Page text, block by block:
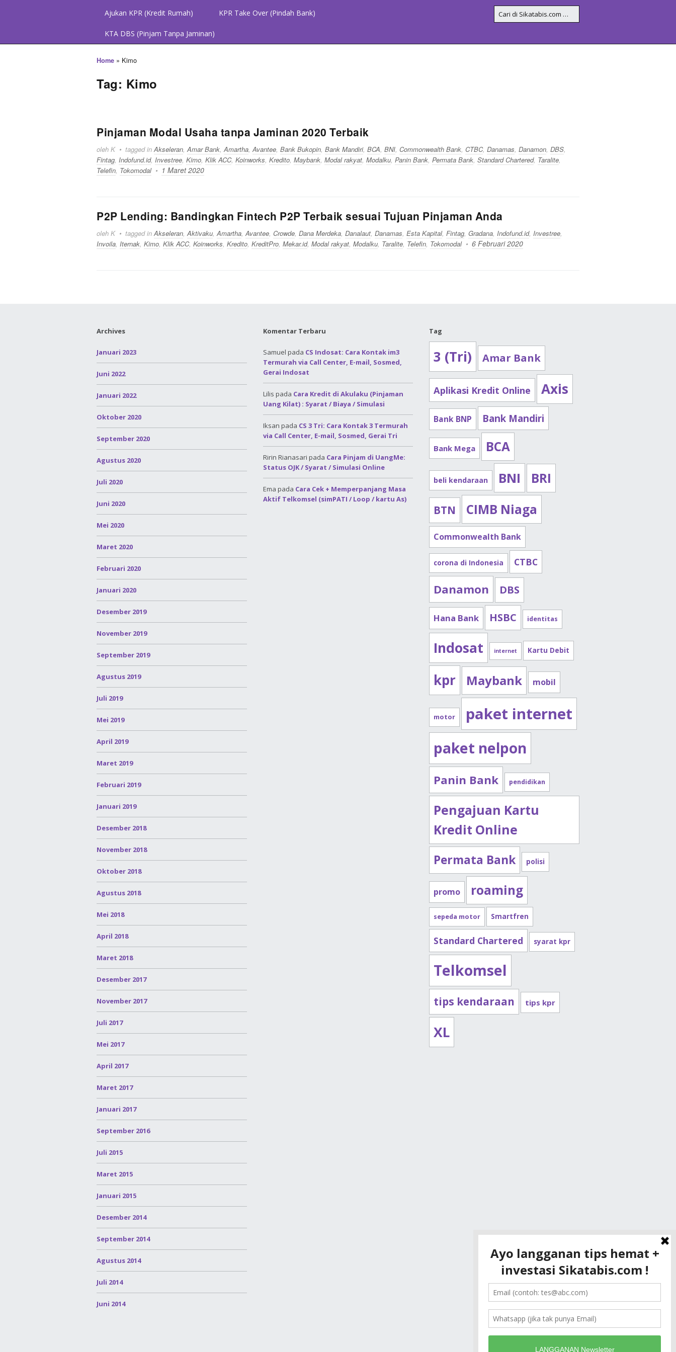
Ajukan KPR (Kredit Rumah) KPR Take Over (Pindah Bank)
KTA DBS (Pinjam Tanpa Jaminan)
Home » Kimo
Tag: Kimo
Pinjaman Modal Usaha tanpa Jaminan 2020 Terbaik
oleh K tagged in Akseleran, Amar Bank, Amartha, Avantee, Bank Bukopin, Bank Mandiri, BCA, BNI, Commonwealth Bank, CTBC, Danamas, Danamon, DBS,
Fintag, Indofund.id, Investree, Kimo, Klik ACC, Koinworks, Kredito, Maybank, Modal rakyat, Modalku, Panin Bank, Permata Bank, Standard Chartered, Taralite,
Telefin, Tokomodal 1 Maret 2020
P2P Lending: Bandingkan Fintech P2P Terbaik sesuai Tujuan Pinjaman Anda
oleh K tagged inAkseleran,Aktivaku,Amartha,Avantee, Crowde, Dana Merdeka, Danalaut, Danamas, Esta Kapital, Fintag, Gradana, Indofund.id, Investree,
Invoila, Iternak, Kimo, Klik ACC, Koinworks, Kredito, KreditPro, Mekar.id, Modal rakyat, Modalku, Taralite, Telefin, Tokomodal 6 Februari 2020
Archives
Januari 2023
Juni 2022
Januari 2022
Oktober 2020
September 2020
Agustus 2020
Juli 2020
Juni 2020
Mei 2020
Maret 2020
Februari 2020
Januari 2020
Desember 2019
November 2019
September 2019
Agustus 2019
Juli 2019
Mei 2019
April 2019
Maret 2019
Februari 2019
Januari 2019
Desember 2018
November 2018
Oktober 2018
Agustus 2018
Mei 2018
April 2018
Maret 2018
Desember 2017
November 2017
Juli 2017
Mei 2017
April 2017
Maret 2017
Januari 2017
September 2016
Juli 2015
Maret 2015
Januari 2015
Desember 2014
September 2014
Agustus 2014
Juli 2014
Juni 2014
Komentar Terbaru
Samuel pada CS Indosat: Cara Kontak im3
Termurah via Call Center, E-mail, Sosmed,
Gerai Indosat
Lilis pada Cara Kredit di Akulaku (Pinjaman
Uang Kilat) : Syarat / Biaya / Simulasi
Iksan pada CS 3 Tri: Cara Kontak 3 Termurah
via Call Center, E-mail, Sosmed, Gerai Tri
Ririn Rianasari pada Cara Pinjam di UangMe:
Status OJK / Syarat / Simulasi Online
Ema pada Cara Cek + Memperpanjang Masa
Aktif Telkomsel (simPATI / Loop / kartu As)
Tag
3 (Tri) Amar Bank
Aplikasi Kredit Online Axis
Bank BNP Bank Mandiri
Bank Mega BCA
beli kendaraan BNI BRI
BTN CIMB Niaga
Commonwealth Bank
corona di Indonesia CTBC
Danamon DBS
Hana Bank HSBC identitas
Indosat internet Kartu Debit
kpr Maybank mobil
motor paket internet
paket nelpon
Panin Bank pendidikan
Pengajuan Kartu
Kredit Online
Permata Bank polisi
promo roaming
sepeda motor Smartfren
Standard Chartered syarat kpr
Telkomsel
tips kendaraan tips kpr
XL